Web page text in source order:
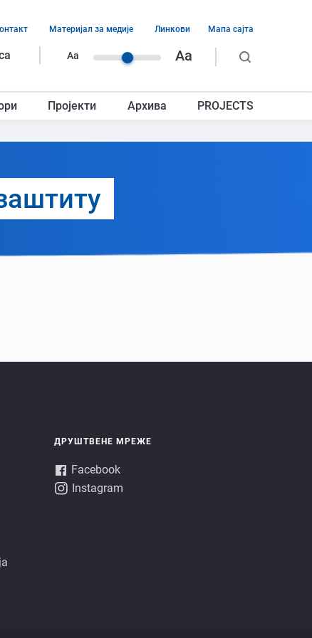
Aa Aa
Материјал за медије Линкови Мапа сајта
Пројекти Архива PROJECTS
ДРУШТВЕНЕ МРЕЖЕ
Facebook
Instagram